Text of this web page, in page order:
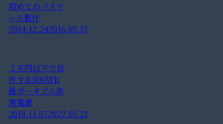
初めてのパスケ
ース製作
2014.12.242016.05.13
２万円以下で自
作する500Wh
級ポータブル非
常電源
2018.11.072022.03.23